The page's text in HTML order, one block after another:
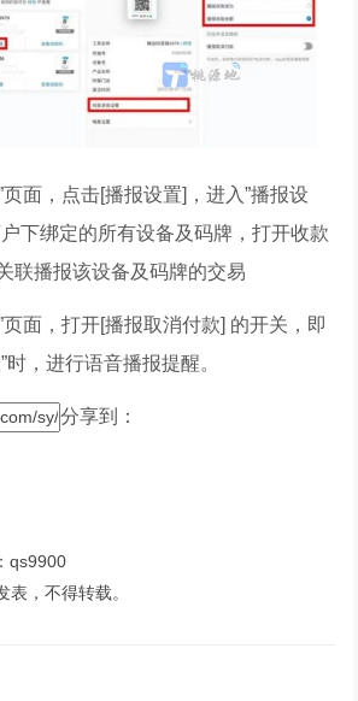
页面，点击[播报设置]，进入”播报设
下绑定的所有设备及码牌，打开收款
联播报该设备及码牌的交易
页面，打开[播报取消付款] 的开关，即
时，进行语音播报提醒。
分享到：
qs9900
表，不得转载。